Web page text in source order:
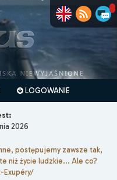
LOGOWANIE
2026
postępujemy zawsze tak,
niż życie ludzkie... Ale co?
Exupéry/